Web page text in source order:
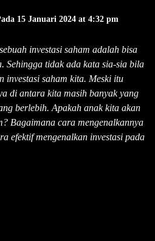
15 Januari 2024 at 4:32 pm
investasi saham adalah bisa
Sehingga tidak ada kata sia-sia bila
investasi saham kita. Meski itu
di antara kita masih banyak yang
berlebih. Apakah anak kita akan
Bagaimana cara mengenalkannya
efektif mengenalkan investasi pada